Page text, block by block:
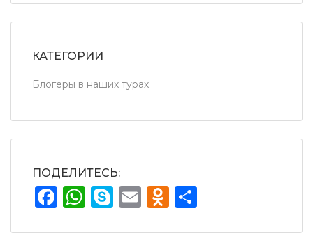
КАТЕГОРИИ
Блогеры в наших турах
ПОДЕЛИТЕСЬ:
Facebook
WhatsApp
Skype
Email